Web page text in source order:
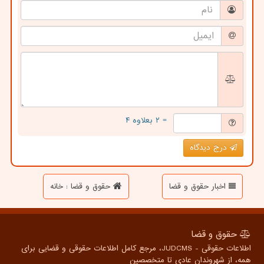
= ۲ بعلاوه ۴
درج دیدگاه
اخبار حقوق و قضا حقوق و قضا : خانه
حقوق و قضا
اطلاعات حقوقی - JUDCMS، مرجع کامل اطلاعات حقوقی و قضایی برای
همه، از شهروندان عادی تا متخصصین